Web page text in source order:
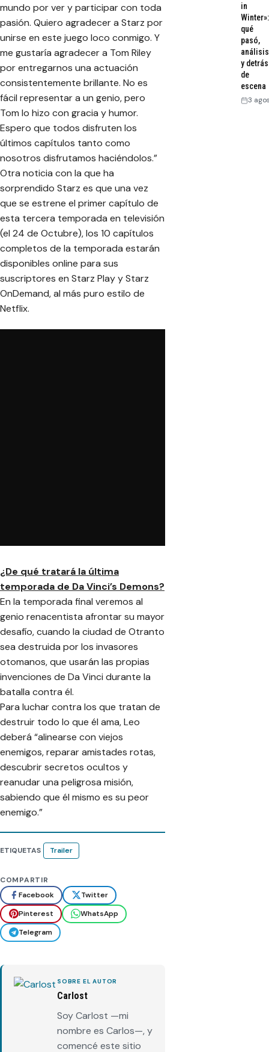
mundo por ver y participar con toda
pasión. Quiero agradecer a Starz por
unirse en este juego loco conmigo. Y
me gustaría agradecer a Tom Riley
por entregarnos una actuación
consistentemente brillante. No es
fácil representar a un genio, pero
Tom lo hizo con gracia y humor.
Espero que todos disfruten los
últimos capítulos tanto como
nosotros disfrutamos haciéndolos.”
Otra noticia con la que ha
sorprendido Starz es que una vez
que se estrene el primer capítulo de
esta tercera temporada en televisión
(el 24 de Octubre), los 10 capítulos
completos de la temporada estarán
disponibles online para sus
suscriptores en Starz Play y Starz
OnDemand, al más puro estilo de
Netflix.
¿De qué tratará la última
temporada de Da Vinci’s Demons?
En la temporada final veremos al
genio renacentista afrontar su mayor
desafío, cuando la ciudad de Otranto
sea destruida por los invasores
otomanos, que usarán las propias
invenciones de Da Vinci durante la
batalla contra él.
Para luchar contra los que tratan de
destruir todo lo que él ama, Leo
deberá “alinearse con viejos
enemigos, reparar amistades rotas,
descubrir secretos ocultos y
reanudar una peligrosa misión,
sabiendo que él mismo es su peor
enemigo.”
ETIQUETAS Trailer
COMPARTIR
Facebook
Twitter
Pinterest
WhatsApp
Telegram
SOBRE EL AUTOR
Carlost
Soy Carlost —mi
nombre es Carlos—, y
comencé este sitio
in
Winter»:
qué
pasó,
análisis
y detrás
de
escena
3